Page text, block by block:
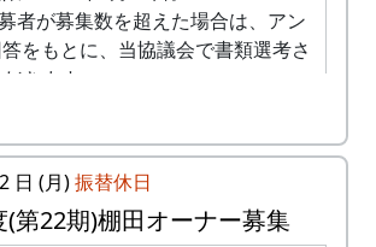
だと実感させられた「里山のよきイ
た。（ポン四郎）
・小島慧音
社建築 ～五霊神社を中心に～
府立大学文学部歴史学科教授 岸泰子
と多可町の古代山寺
立大学文学部歴史学科教授 菱田哲
立大学大学院歴史学専攻 山内愛弓
者が募集数を超えた場合は、アン
をもとに、当協議会で書類選考さ
きます。
: 下記の申込み窓口に、電話、
メールでお申し込み下さい（FAX
ルの場合は、郵便番号、住所、氏
号を明記して下さい）。 折り返
内容と「申し込みアンケート」を
日 (月)振替休日
第22期)棚田オーナー募集